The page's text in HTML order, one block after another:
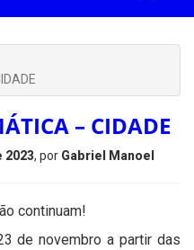
– CIDADE
2023, por Gabriel Manoel
continuam!
de novembro a partir das